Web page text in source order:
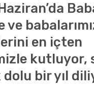
ve
en içten
kutluyor,
bir yıl